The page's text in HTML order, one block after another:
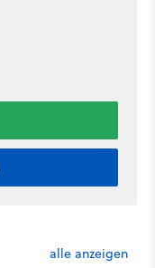
alle anzeigen